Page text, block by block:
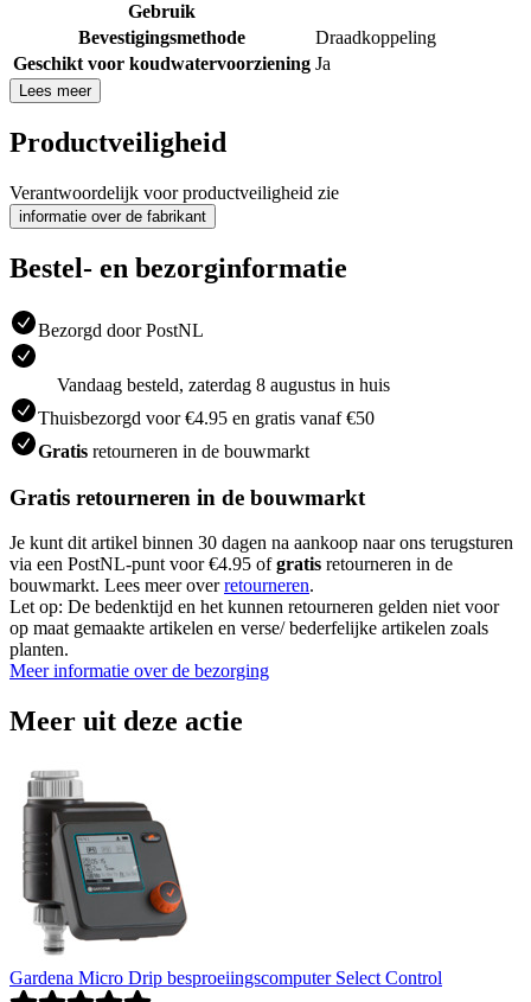
Gebruik
Bevestigingsmethode
Draadkoppeling
Geschikt voor koudwatervoorziening Ja
Lees meer
Productveiligheid
Verantwoordelijk voor productveiligheid zie
informatie over de fabrikant
Bestel- en bezorginformatie
Bezorgd door PostNL
Vandaag besteld, zaterdag 8 augustus in huis
Thuisbezorgd voor €4.95 en gratis vanaf €50
Gratis retourneren in de bouwmarkt
Gratis retourneren in de bouwmarkt
Je kunt dit artikel binnen 30 dagen na aankoop naar ons terugsturen
via een PostNL-punt voor €4.95 ofgratis retourneren in de
bouwmarkt. Lees meer overretourneren.
Let op: De bedenktijd en het kunnen retourneren gelden niet voor
op maat gemaakte artikelen en verse/ bederfelijke artikelen zoals
planten.
Meer informatie over de bezorging
Meer uit deze actie
Gardena Micro Drip besproeiingscomputer Select Control